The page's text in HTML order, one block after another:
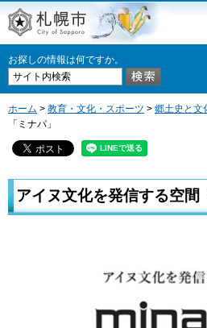
札幌市
お探しの情報は何ですか。
ホーム > 教育・文化・スポーツ > 郷土史と文
「ミナパ」
アイヌ文化を発信する空間